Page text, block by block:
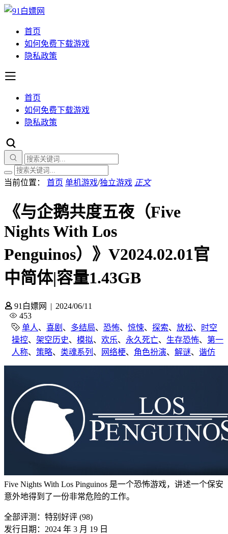
首页
如何免费下载游戏
隐私政策
首页
如何免费下载游戏
隐私政策
当前位置： 首页 单机游戏/独立游戏 正文
《与企鹅共度五夜（Five
Nights With Los
Penguinos）》V2024.02.01官
中简体|容量1.43GB
91白嫖网 | 2024/06/11
453
单人、 喜剧 、 多结局、 恐怖、 惊悚、 探索、 放松、
时空
操控、 架空历史、 模拟、 欢乐、 永久死亡、 生存恐怖、 第一
人称、 策略、 类魂系列 、 网络梗、 角色扮演、 解谜、 谐仿
Five Nights With Los Pinguinos 是一个恐怖游戏，讲述一个保安
意外地得到了一份非常危险的工作。
全部评测： 特别好评 (98)
发行日期：2024 年 3 月 19 日